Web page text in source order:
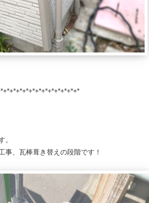
。
事、瓦棒葺き替えの段階です！